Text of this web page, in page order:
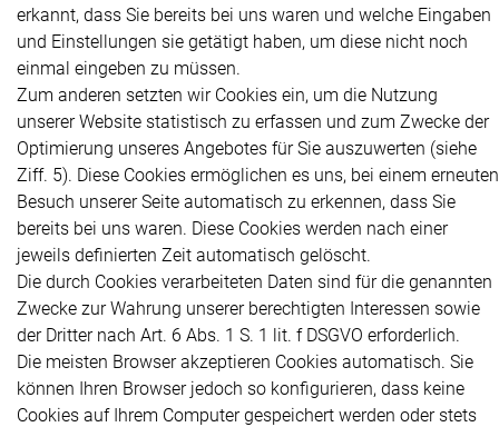
erkannt, dass Sie bereits bei uns waren und welche Eingaben
und Einstellungen sie getätigt haben, um diese nicht noch
einmal eingeben zu müssen.
Zum anderen setzten wir Cookies ein, um die Nutzung
unserer Website statistisch zu erfassen und zum Zwecke der
Optimierung unseres Angebotes für Sie auszuwerten (siehe
Ziff. 5). Diese Cookies ermöglichen es uns, bei einem erneuten
Besuch unserer Seite automatisch zu erkennen, dass Sie
bereits bei uns waren. Diese Cookies werden nach einer
jeweils definierten Zeit automatisch gelöscht.
Die durch Cookies verarbeiteten Daten sind für die genannten
Zwecke zur Wahrung unserer berechtigten Interessen sowie
der Dritter nach Art. 6 Abs. 1 S. 1 lit. f DSGVO erforderlich.
Die meisten Browser akzeptieren Cookies automatisch. Sie
können Ihren Browser jedoch so konfigurieren, dass keine
Cookies auf Ihrem Computer gespeichert werden oder stets